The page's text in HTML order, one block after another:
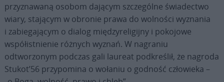
przyznawaną osobom dającym szczególne świadectwo
wiary, stającym w obronie prawa do wolności wyznania
i zabiegającym o dialog międzyreligijny i pokojowe
współistnienie różnych wyznań. W nagraniu
odtworzonym podczas gali laureat podkreślił, że nagroda
Stukot’56 przypomina o wołaniu o godność człowieka –